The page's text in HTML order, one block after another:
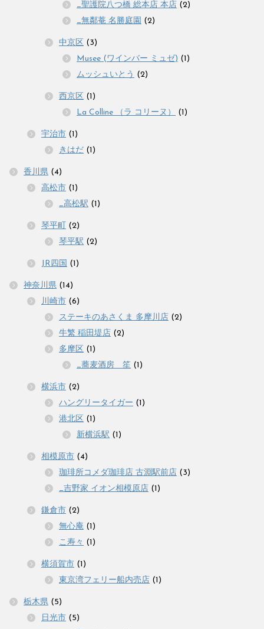
_聖護院八つ橋 総本店 本店 (2)
_無鄰菴 名勝庭園 (2)
中京区 (3)
Musee (ワインバー ミュゼ) (1)
ムッシュいとう (2)
西京区 (1)
La Colline （ラ コリーヌ）
(1)
宇治市 (1)
きはだ (1)
香川県 (4)
高松市 (1)
_高松駅 (1)
琴平町 (2)
琴平駅 (2)
JR四国 (1)
神奈川県 (14)
川崎市 (6)
ステーキのあさくま 多摩川店 (2)
牛繁 稲田堤店 (2)
多摩区 (1)
_蕎麦酒房 笙 (1)
横浜市 (2)
ハングリータイガー (1)
港北区 (1)
新横浜駅 (1)
相模原市 (4)
珈琲所コメダ珈琲店 古淵駅前店 (3)
_吉野家 イオン相模原店 (1)
鎌倉市 (2)
無心庵 (1)
こ寿々 (1)
横須賀市 (1)
東京湾フェリー船内売店 (1)
栃木県 (5)
日光市 (5)